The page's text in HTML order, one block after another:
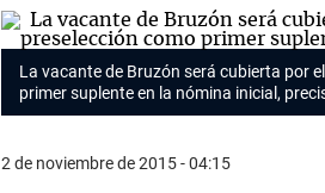
La vacante de Bruzón será cubierta por
primer suplente en la nómina inicial,
2 de noviembre de 2015 - 04:15